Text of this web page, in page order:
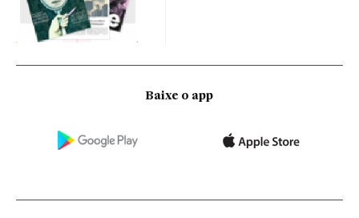
Baixe o app